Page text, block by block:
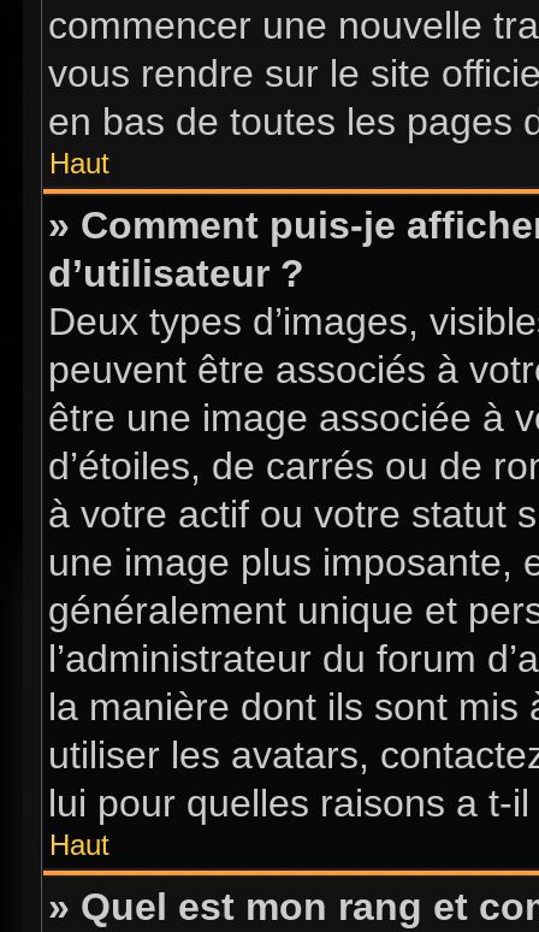
commencer une nouvelle
vous rendre sur le site
en bas de toutes les pages
Haut
» Comment puis-je
d’utilisateur ?
Deux types d’images,
peuvent être associés à
être une image associée à
d’étoiles, de carrés ou de
à votre actif ou votre statut
une image plus imposante,
généralement unique et
l’administrateur du forum
la manière dont ils sont mis
utiliser les avatars,
lui pour quelles raisons a t-
Haut
» Quel est mon rang et